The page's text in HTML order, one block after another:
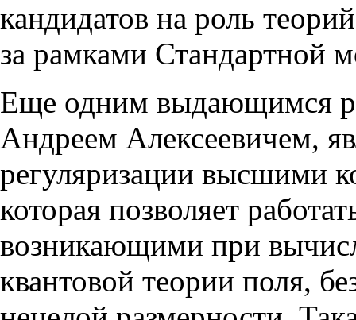
кандидатов на роль
за рамками Стандартной
Еще одним выдающимся
Андреем Алексеевичем,
регуляризации высшими
которая позволяет
возникающими при
квантовой теории поля,